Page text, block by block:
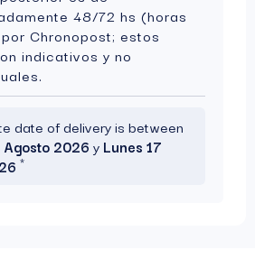
48/72 hs (horas
Chronopost; estos
indicativos y no
date of delivery is between
Agosto 2026 y Lunes 17
*